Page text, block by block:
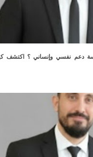
دعم نفسي وإنساني ؟ اكتشف